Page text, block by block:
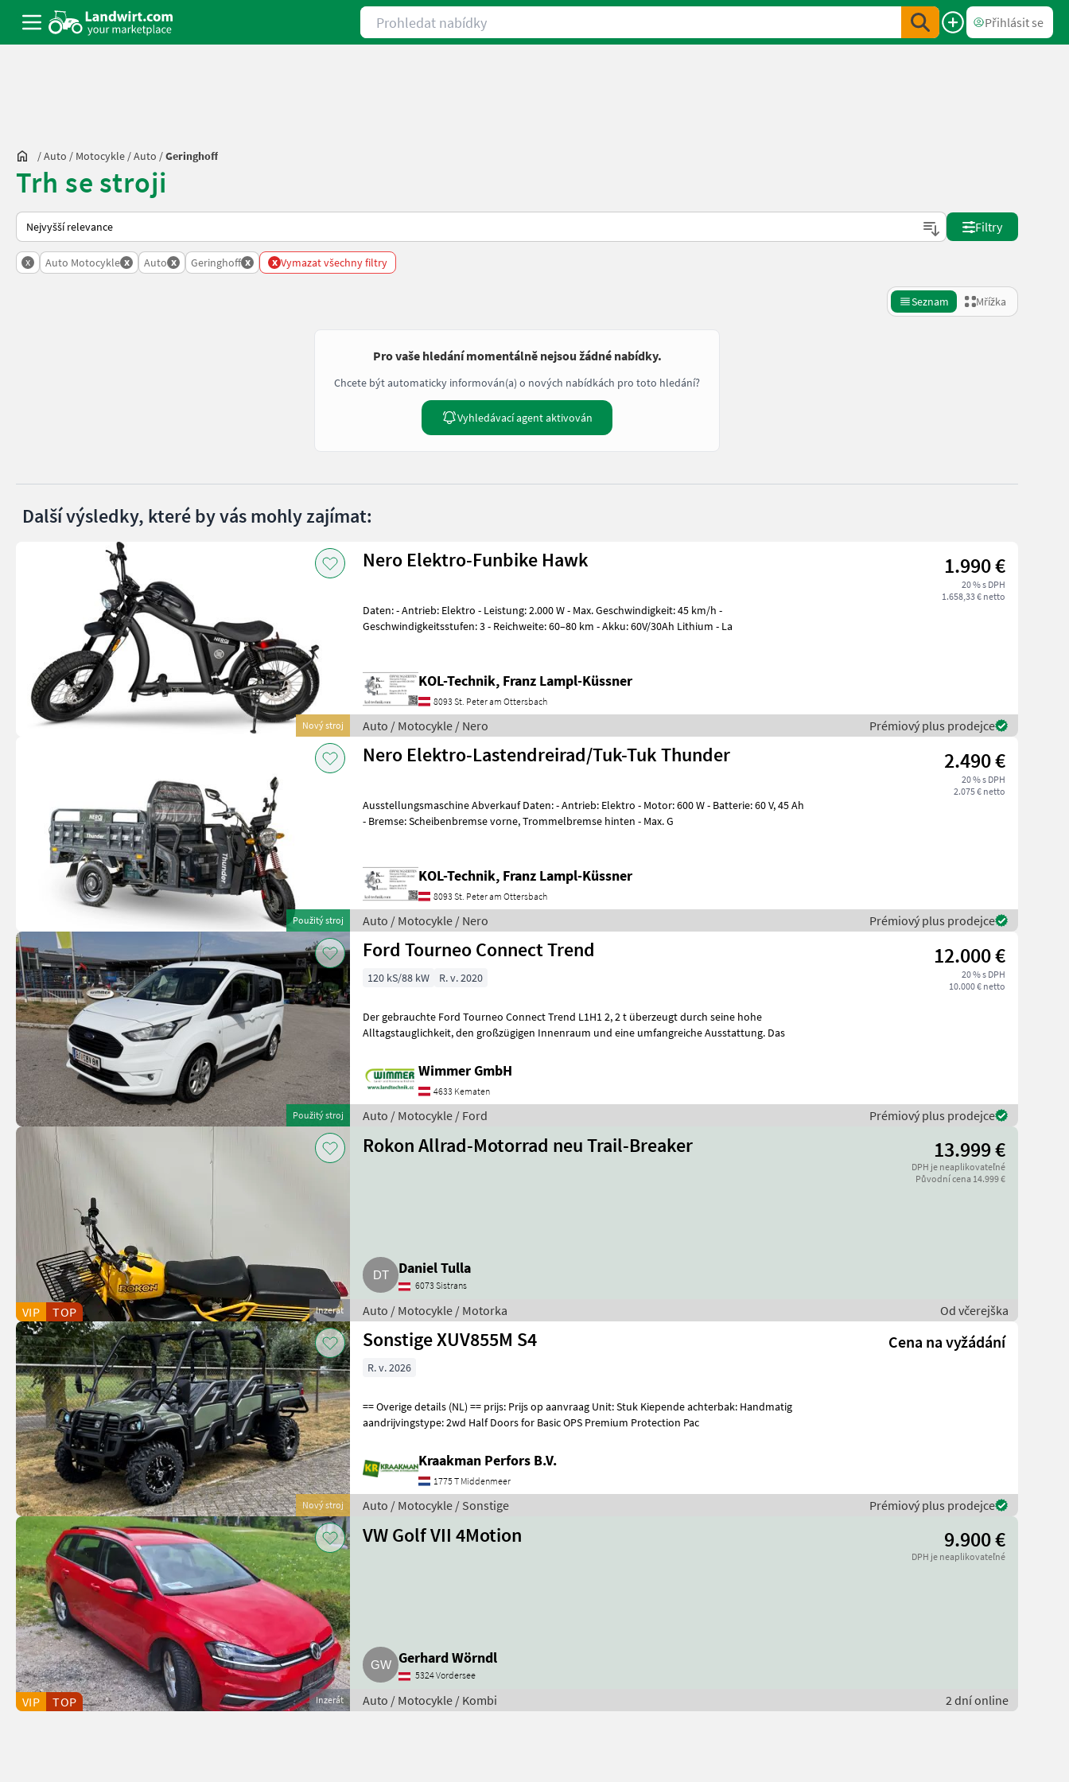
Prohledat nabídky
Přihlásit se
/Auto / Motocykle /Auto /Geringhoff
Trh se stroji
Takto se řadí nabídky na Landwirt.com
Filtry
x Auto Motocykle x Auto x Geringhoff x x Vymazat všechny filtry
Seznam Mřížka
Pro vaše hledání momentálně nejsou žádné nabídky.
Chcete být automaticky informován(a) o nových nabídkách pro toto hledání?
Vyhledávací agent aktivován
Další výsledky, které by vás mohly zajímat:
Nový stroj
Nero Elektro-Funbike Hawk 1.990 €
20 % s DPH
1.658,33 € netto
Daten: - Antrieb: Elektro - Leistung: 2.000 W - Max. Geschwindigkeit: 45 km/h -
Geschwindigkeitsstufen: 3 - Reichweite: 60–80 km - Akku: 60V/30Ah Lithium - La
KOL-Technik, Franz Lampl-Küssner
8093 St. Peter am Ottersbach
Auto / Motocykle / Nero Prémiový plus prodejce
Použitý stroj
Nero Elektro-Lastendreirad/Tuk-Tuk Thunder 2.490 €
20 % s DPH
2.075 € netto
Ausstellungsmaschine Abverkauf Daten: - Antrieb: Elektro - Motor: 600 W - Batterie: 60 V, 45 Ah
- Bremse: Scheibenbremse vorne, Trommelbremse hinten - Max. G
KOL-Technik, Franz Lampl-Küssner
8093 St. Peter am Ottersbach
Auto / Motocykle / Nero Prémiový plus prodejce
Použitý stroj
Ford Tourneo Connect Trend 12.000 €
20 % s DPH
10.000 € netto
120 kS/88 kW R. v. 2020
Der gebrauchte Ford Tourneo Connect Trend L1H1 2, 2 t überzeugt durch seine hohe
Alltagstauglichkeit, den großzügigen Innenraum und eine umfangreiche Ausstattung. Das
Wimmer GmbH
4633 Kematen
Auto / Motocykle / Ford Prémiový plus prodejce
Inzerát
VIP TOP
Rokon Allrad-Motorrad neu Trail-Breaker 13.999 €
DPH je neaplikovateľné
Původní cena 14.999 €
Daniel Tulla
6073 Sistrans
Auto / Motocykle / Motorka Od včerejška
Nový stroj
Sonstige XUV855M S4 Cena na vyžádání
R. v. 2026
== Overige details (NL) == prijs: Prijs op aanvraag Unit: Stuk Kiepende achterbak: Handmatig
aandrijvingstype: 2wd Half Doors for Basic OPS Premium Protection Pac
Kraakman Perfors B.V.
1775 T Middenmeer
Auto / Motocykle / Sonstige Prémiový plus prodejce
Inzerát
VIP TOP
VW Golf VII 4Motion 9.900 €
DPH je neaplikovateľné
Gerhard Wörndl
5324 Vordersee
Auto / Motocykle / Kombi 2 dní online